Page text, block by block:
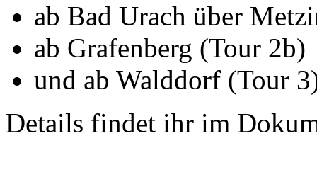
ab Bad Urach über
ab Grafenberg (Tour 2b)
und ab Walddorf (Tour
Details findet ihr im